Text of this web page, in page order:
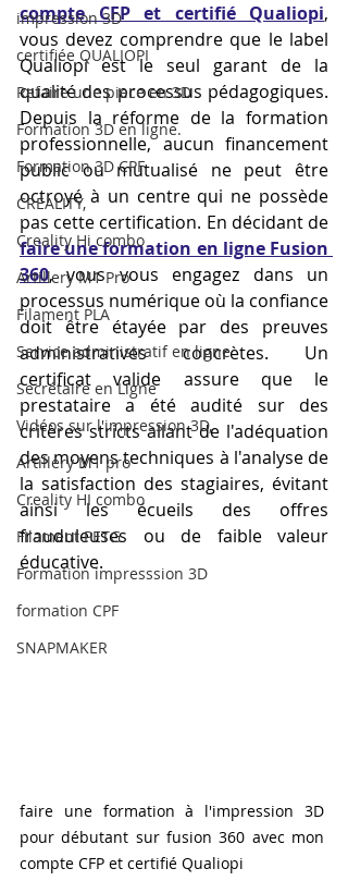
impression 3D
certifiée QUALIOPI
Refaire une piece en 3D
Formation 3D en ligne.
Formation 3D CPF
CREALITY,
Creality Hi combo
Artillery M1 Pro
Filament PLA
Service administratif en ligne
Secrétaire en Ligne
Vidéos sur l'impression 3D,
Artillery M1 pro
Creality HI combo
Filament PETG
Formation impresssion 3D
formation CPF
SNAPMAKER
compte CFP et certifié Qualiopi,
vous devez comprendre que le label
Qualiopi est le seul garant de la
qualité des processus pédagogiques.
Depuis la réforme de la formation
professionnelle, aucun financement
public ou mutualisé ne peut être
octroyé à un centre qui ne possède
faire une formation en ligne Fusion
360, vous vous engagez dans un
processus numérique où la confiance
doit être étayée par des preuves
administratives concrètes. Un
certificat valide assure que le
prestataire a été audité sur des
critères stricts allant de l'adéquation
des moyens techniques à l'analyse de
la satisfaction des stagiaires, évitant
ainsi les écueils des offres
frauduleuses ou de faible valeur
éducative.
faire une formation à l'impression 3D
pour débutant sur fusion 360 avec mon
compte CFP et certifié Qualiopi